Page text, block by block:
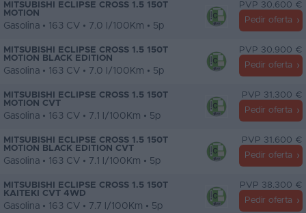
MITSUBISHI ECLIPSE CROSS 1.5 150T
MOTION
Gasolina • 163 CV • 7.0 l/100Km • 5p
PVP 30.600 €
Pedir oferta
MITSUBISHI ECLIPSE CROSS 1.5 150T
MOTION BLACK EDITION
Gasolina • 163 CV • 7.0 l/100Km • 5p
PVP 30.900 €
Pedir oferta
MITSUBISHI ECLIPSE CROSS 1.5 150T
MOTION CVT
Gasolina • 163 CV • 7.1 l/100Km • 5p
PVP 31.300 €
Pedir oferta
MITSUBISHI ECLIPSE CROSS 1.5 150T
MOTION BLACK EDITION CVT
Gasolina • 163 CV • 7.1 l/100Km • 5p
PVP 31.600 €
Pedir oferta
MITSUBISHI ECLIPSE CROSS 1.5 150T
KAITEKI CVT 4WD
Gasolina • 163 CV • 7.7 l/100Km • 5p
PVP 38.300 €
Pedir oferta